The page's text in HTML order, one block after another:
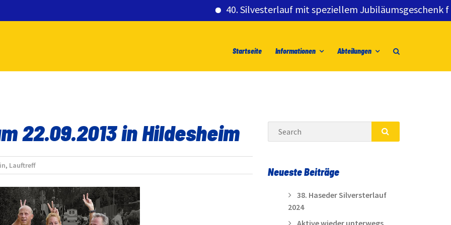
40. Silvesterlauf mit speziellem Jubiläumsgeschenk für
Startseite Informationen Abteilungen
22.09.2013 in Hildesheim
, Lauftreff
Search
SEARCH
Neueste Beiträge
38. Haseder Silversterlauf
2024
Aktive wieder unterwegs